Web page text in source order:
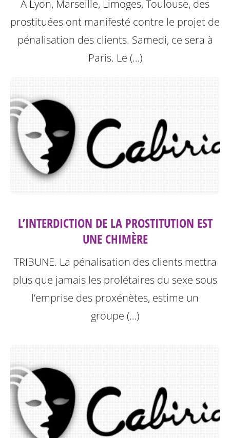
À Lyon, Marseille, Limoges, Toulouse, des
prostituées ont manifesté contre le projet de
pénalisation des clients. Samedi, ce sera à
Paris. Le (…)
L’INTERDICTION DE LA PROSTITUTION EST
UNE CHIMÈRE
TRIBUNE. La pénalisation des clients mettra
plus que jamais les prolétaires du sexe sous
l’emprise des proxénètes, estime un
groupe (…)